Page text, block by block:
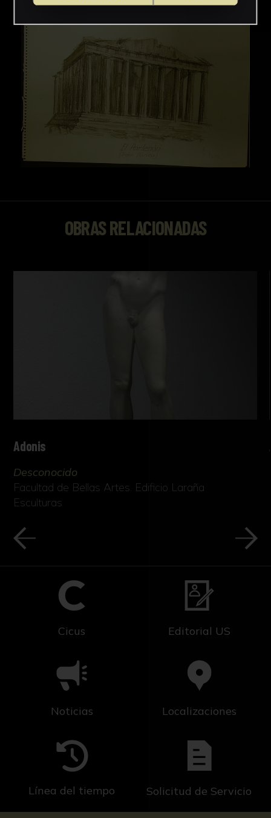
OBRAS RELACIONADAS
Adonis
Desconocido
Facultad de Bellas Artes. Edificio Laraña
Esculturas
Cicus Editorial US
Noticias Localizaciones
Línea del tiempo Solicitud de Servicio